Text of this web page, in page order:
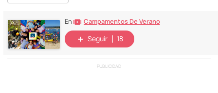
En Campamentos De Verano
Seguir 18
PUBLICIDAD